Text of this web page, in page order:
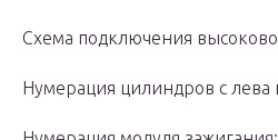
Схема подключения
Нумерация цилиндров с лева